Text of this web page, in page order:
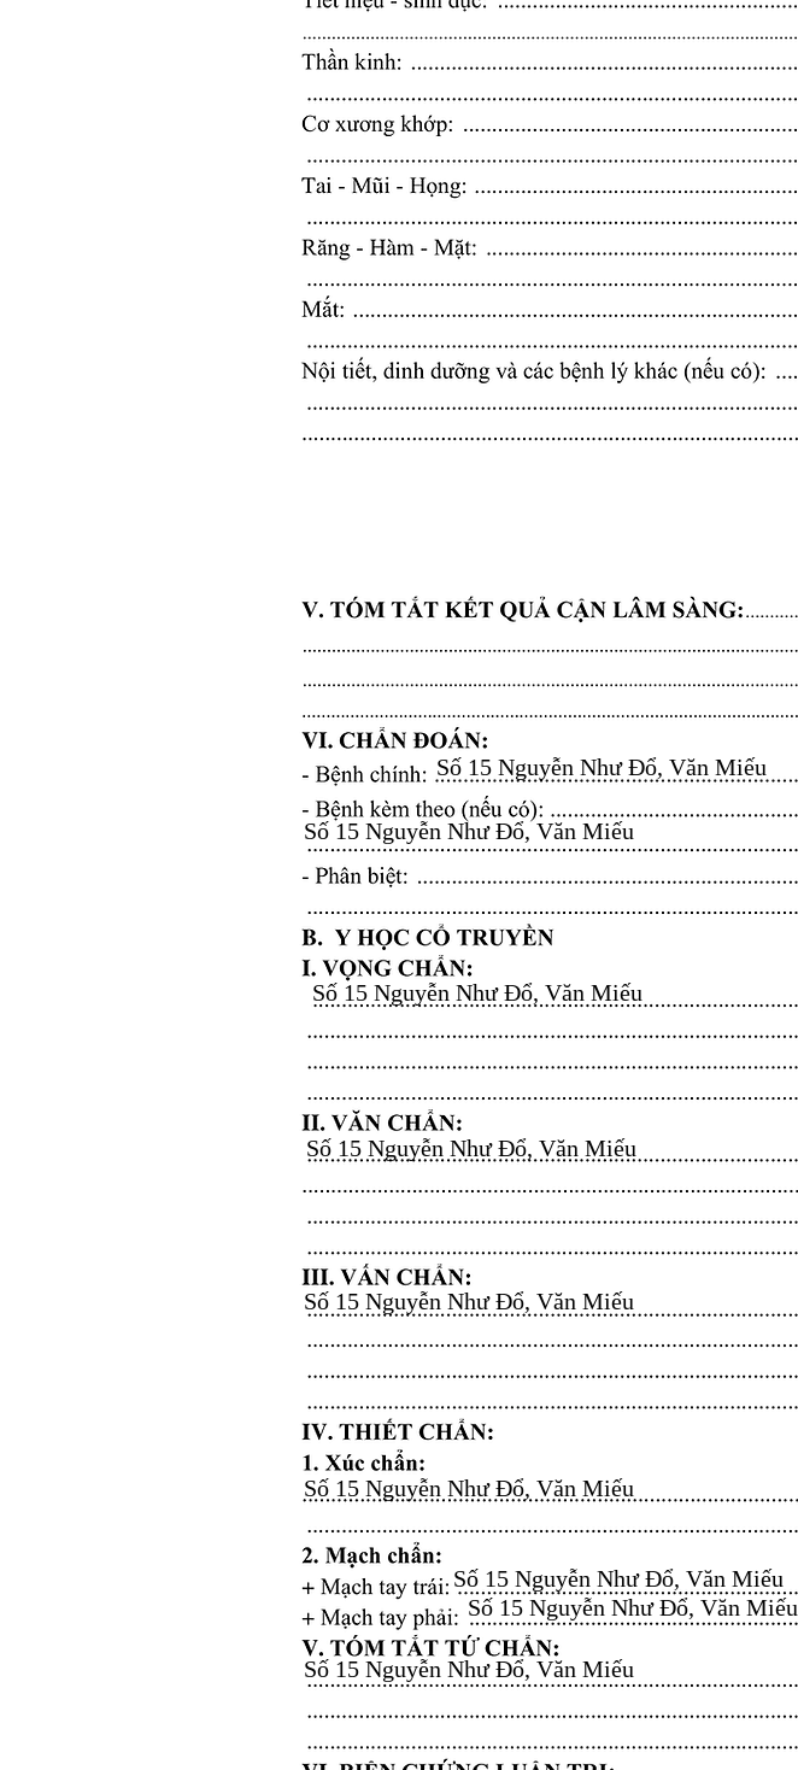
Số 15 Nguyễn Như Đổ, Văn Miếu​​​​
Số 15 Nguyễn Như Đổ, Văn Miếu​​​​
Số 15 Nguyễn Như Đổ, Văn Miếu​​​​
Số 15 Nguyễn Như Đổ, Văn Miếu​​​​
Số 15 Nguyễn Như Đổ, Văn Miếu​​​​
Số 15 Nguyễn Như Đổ, Văn Miếu​​​​
Số 15 Nguyễn Như Đổ, Văn Miếu​​​​
Số 15 Nguyễn Như Đổ, Văn Miếu​​​​
Số 15 Nguyễn Như Đổ, Văn Miếu​​​​